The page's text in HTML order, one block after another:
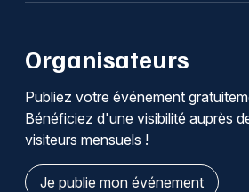
Organisateurs
Publiez votre événement
Bénéficiez d'une visibilité auprès
visiteurs mensuels !
Je publie mon événement